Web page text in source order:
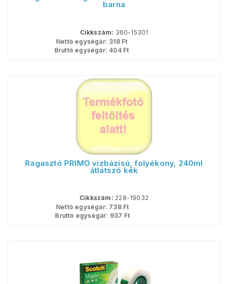
barna
Cikkszám: 360-15301
Nettó egységár: 318Ft
Bruttó egységár: 404Ft
Ragasztó PRIMO vízbázisú, folyékony, 240ml
átlátszó kék
Cikkszám: 228-19032
Nettó egységár: 738Ft
Bruttó egységár: 937 Ft